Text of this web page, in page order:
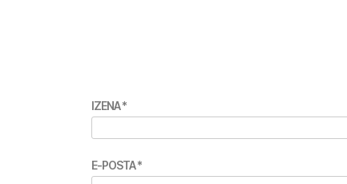
IZENA*
E-POSTA*